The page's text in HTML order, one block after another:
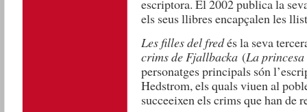
escriptora. El 2002 publica la
els seus llibres encapçalen les
Les filles del fredés la seva
crims de Fjallbacka(La princesa
personatges principals són
Hedstrom, els quals viuen al
succeeixen els crims que han de